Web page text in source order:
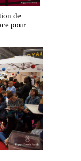
de
pour